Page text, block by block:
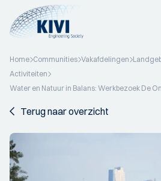
Home Communities Vakafdelingen
Activiteiten
Water en Natuur in Balans: Werkbezoek De
Terug naar overzicht